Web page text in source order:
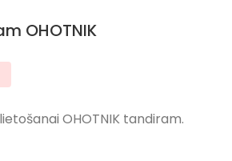
OHOTNIK
OHOTNIK tandiram.